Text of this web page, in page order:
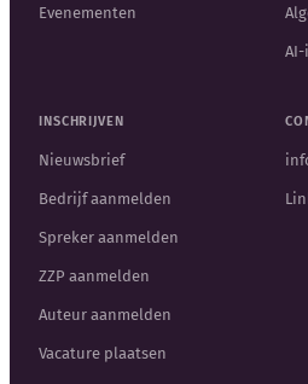
Evenementen
INSCHRIJVEN
Nieuwsbrief
Bedrijf aanmelden
Spreker aanmelden
ZZP aanmelden
Auteur aanmelden
Vacature plaatsen